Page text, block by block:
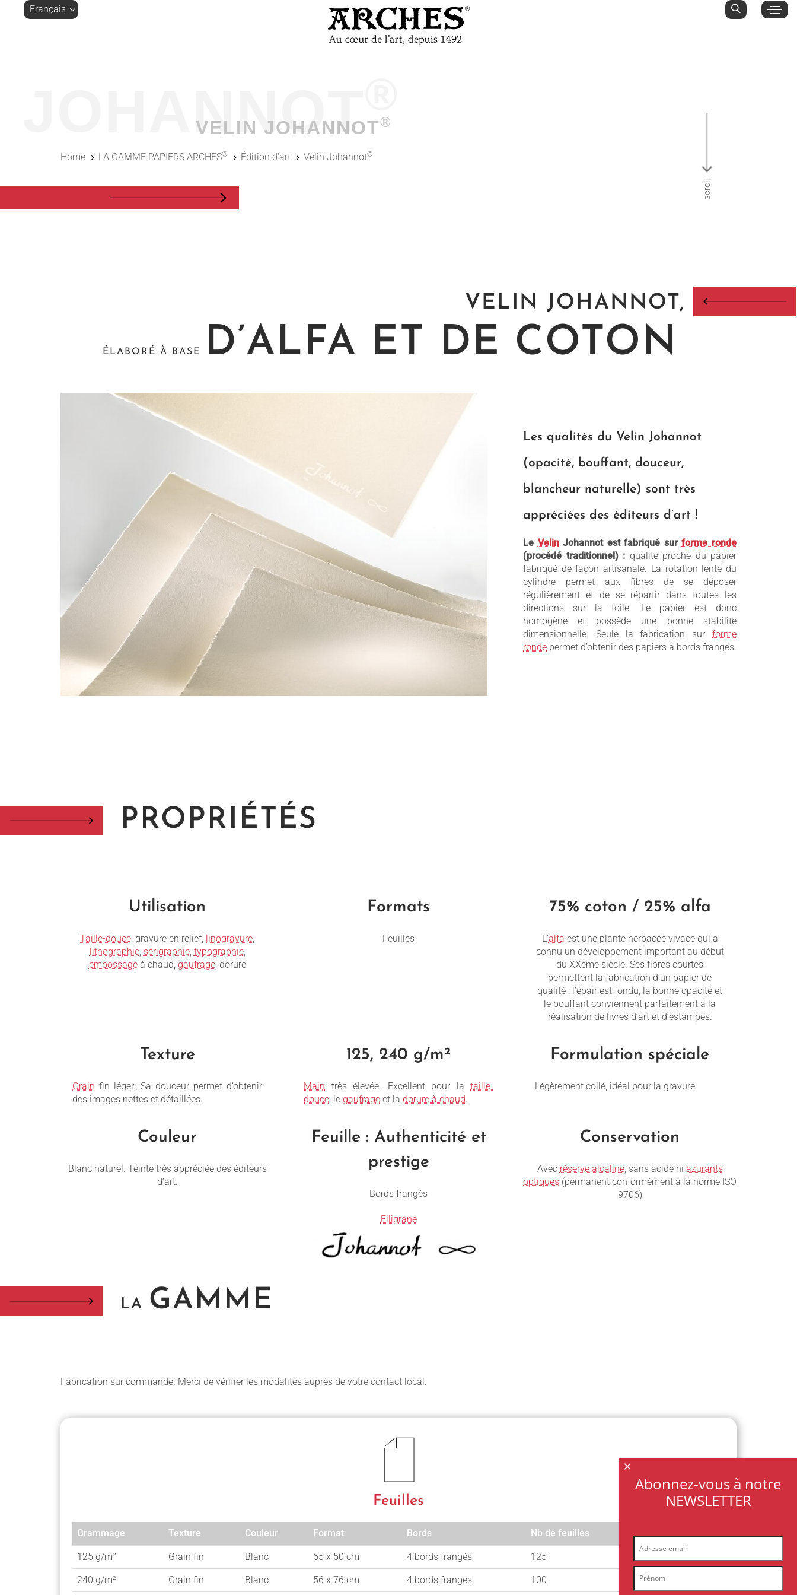
Français
VELIN JOHANNOT®
JOHANNOT
Home LA GAMME PAPIERS ARCHES® Édition d’art Velin Johannot®
VELIN JOHANNOT,
ÉLABORÉ À BASE D’ALFA ET DE COTON
Les qualités du Velin Johannot
(opacité, bouffant, douceur,
blancheur naturelle) sont très
appréciées des éditeurs d’art !
Le VelinJohannot est fabriqué surforme ronde
(procédé traditionnel) : qualité proche du papier
fabriqué de façon artisanale. La rotation lente du
cylindre permet aux fibres de se déposer
régulièrement et de se répartir dans toutes les
directions sur la toile. Le papier est donc
homogène et possède une bonne stabilité
dimensionnelle. Seule la fabrication sur forme
ronde permet d’obtenir des papiers à bords frangés.
PROPRIÉTÉS
Utilisation
Taille-douce, gravure en relief, linogravure,
lithographie, sérigraphie, typographie,
embossageà chaud, gaufrage, dorure
Formats
Feuilles
75% coton / 25% alfa
L’alfa est une plante herbacée vivace qui a
connu un développement important au début
du XXème siècle. Ses fibres courtes
permettent la fabrication d’un papier de
qualité : l’épair est fondu, la bonne opacité et
le bouffant conviennent parfaitement à la
réalisation de livres d’art et d’estampes.
Texture
Grain fin léger. Sa douceur permet d’obtenir
des images nettes et détaillées.
125, 240 g/m²
Main très élevée. Excellent pour la taille-
douce, le gaufrage et la dorure à chaud.
Formulation spéciale
Légèrement collé, idéal pour la gravure.
Couleur
Blanc naturel. Teinte très appréciée des éditeurs
d’art.
Feuille : Authenticité et
prestige
Bords frangés
Filigrane
Conservation
Avec réserve alcaline, sans acide ni azurants
optiques (permanent conformément à la norme ISO
9706)
LA GAMME
Fabrication sur commande. Merci de vérifier les modalités auprès de votre contact local.
Feuilles
Grammage Texture Couleur Format Bords Nb de feuilles
Grammage
Texture Couleur Format Bords Nb de feuilles Référence
125 g/m² Grain fin Blanc 65 x 50 cm 4 bords frangés 125
240 g/m² Grain fin Blanc 56 x 76 cm 4 bords frangés 100 A1795158
Abonnez-vous à notre
NEWSLETTER
×